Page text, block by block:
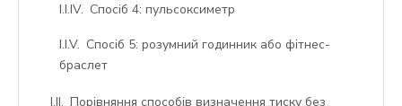
Спосіб 4: пульсоксиметр
Спосіб 5: розумний годинник або фітнес-
браслет
Порівняння способів визначення тиску без